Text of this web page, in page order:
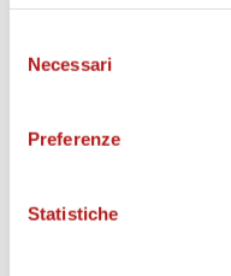
delNecessari
Preferenze
Statistiche